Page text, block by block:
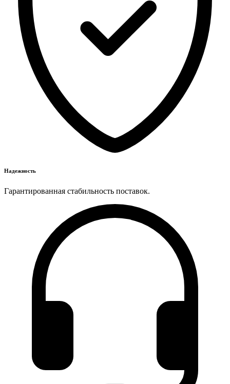
Надежность
Гарантированная стабильность поставок.